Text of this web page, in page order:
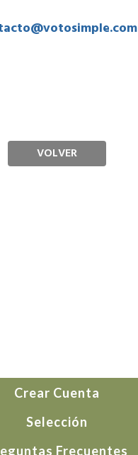
VOLVER
Crear Cuenta
Selección
Frecuentes